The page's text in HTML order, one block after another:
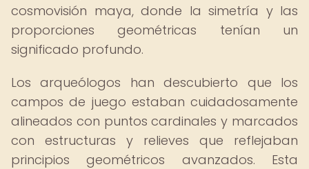
cosmovisión maya, donde la simetría y las
proporciones geométricas tenían un
significado profundo.
Los arqueólogos han descubierto que los
campos de juego estaban cuidadosamente
alineados con puntos cardinales y marcados
con estructuras y relieves que reflejaban
principios geométricos avanzados. Esta